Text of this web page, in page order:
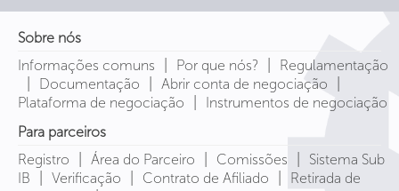
Sobre nós
Informações comuns
| Por que nós? | Regulamentação
| Documentação | Abrir conta de negociação |
Plataforma de negociação |
Instrumentos de negociação
Para parceiros
Registro
| Área do Parceiro | Comissões |
Sistema Sub
IB
| Verificação | Contrato de Afiliado |
Retirada de